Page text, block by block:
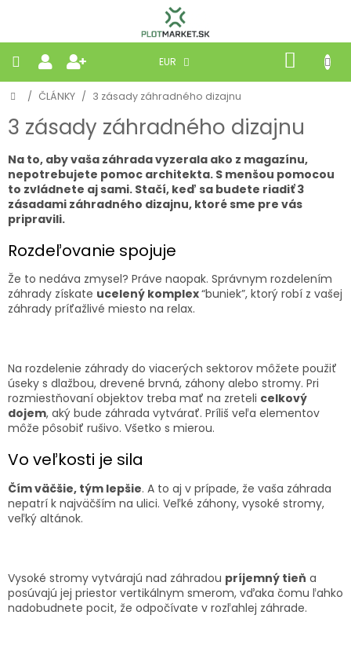
EUR
KOŠÍK
PLETIVÁ
BRÁNY
MOBILNÉ
BETÓNOVÉ
STRIEŠKY
ČLÁNKY
Kalkulácia
zdarma
Kontakty
Mena
Prihlásenie
Domov
/ ČLÁNKY / 3 zásady záhradného dizajnu
3 zásady záhradného dizajnu
Na to, aby vaša záhrada vyzerala ako z magazínu,
nepotrebujete pomoc architekta. S menšou pomocou
to zvládnete aj sami. Stačí, keď sa budete riadiť 3
zásadami záhradného dizajnu, ktoré sme pre vás
pripravili.
Rozdeľovanie spojuje
Že to nedáva zmysel? Práve naopak. Správnym rozdelením
záhrady získate ucelený komplex“buniek”, ktorý robí z vašej
záhrady príťažlivé miesto na relax.
Na rozdelenie záhrady do viacerých sektorov môžete použiť
úseky s dlažbou, drevené brvná, záhony alebo stromy. Pri
rozmiestňovaní objektov treba mať na zreteli celkový
dojem, aký bude záhrada vytvárať. Príliš veľa elementov
môže pôsobiť rušivo. Všetko s mierou.
Vo veľkosti je sila
Čím väčšie, tým lepšie. A to aj v prípade, že vaša záhrada
nepatrí k najväčším na ulici. Veľké záhony, vysoké stromy,
veľký altánok.
Vysoké stromy vytvárajú nad záhradou príjemný tieň a
posúvajú jej priestor vertikálnym smerom, vďaka čomu ľahko
nadobudnete pocit, že odpočívate v rozľahlej záhrade.